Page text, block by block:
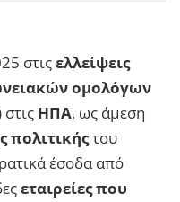
στιςελλείψεις
ομολόγων
ΗΠΑ, ως άμεση
πολιτικήςτου
έσοδα από
εταιρείες που